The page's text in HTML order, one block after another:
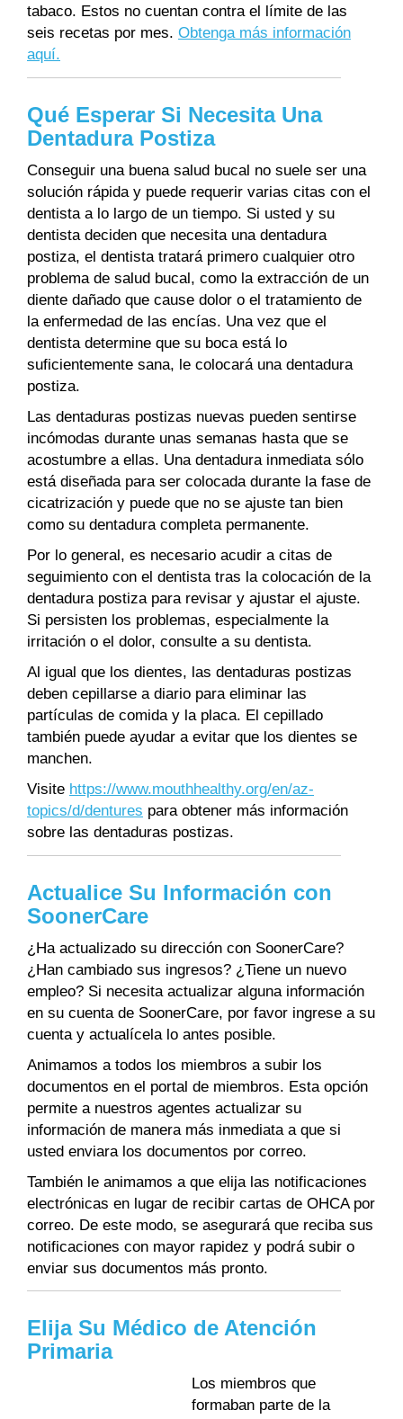
tabaco. Estos no cuentan contra el límite de las
seis recetas por mes. Obtenga más información
aquí.
Qué Esperar Si Necesita Una
Dentadura Postiza
Conseguir una buena salud bucal no suele ser una
solución rápida y puede requerir varias citas con el
dentista a lo largo de un tiempo. Si usted y su
dentista deciden que necesita una dentadura
postiza, el dentista tratará primero cualquier otro
problema de salud bucal, como la extracción de un
diente dañado que cause dolor o el tratamiento de
la enfermedad de las encías. Una vez que el
dentista determine que su boca está lo
suficientemente sana, le colocará una dentadura
postiza.
Las dentaduras postizas nuevas pueden sentirse
incómodas durante unas semanas hasta que se
acostumbre a ellas. Una dentadura inmediata sólo
está diseñada para ser colocada durante la fase de
cicatrización y puede que no se ajuste tan bien
como su dentadura completa permanente.
Por lo general, es necesario acudir a citas de
seguimiento con el dentista tras la colocación de la
dentadura postiza para revisar y ajustar el ajuste.
Si persisten los problemas, especialmente la
irritación o el dolor, consulte a su dentista.
Al igual que los dientes, las dentaduras postizas
deben cepillarse a diario para eliminar las
partículas de comida y la placa. El cepillado
también puede ayudar a evitar que los dientes se
manchen.
Visite https://www.mouthhealthy.org/en/az-
topics/d/dentures para obtener más información
sobre las dentaduras postizas.
Actualice Su Información con
SoonerCare
¿Ha actualizado su dirección con SoonerCare?
¿Han cambiado sus ingresos? ¿Tiene un nuevo
empleo? Si necesita actualizar alguna información
en su cuenta de SoonerCare, por favor ingrese a su
cuenta y actualícela lo antes posible.
Animamos a todos los miembros a subir los
documentos en el portal de miembros. Esta opción
permite a nuestros agentes actualizar su
información de manera más inmediata a que si
usted enviara los documentos por correo.
También le animamos a que elija las notificaciones
electrónicas en lugar de recibir cartas de OHCA por
correo. De este modo, se asegurará que reciba sus
notificaciones con mayor rapidez y podrá subir o
enviar sus documentos más pronto.
Elija Su Médico de Atención
Primaria
Los miembros que
formaban parte de la